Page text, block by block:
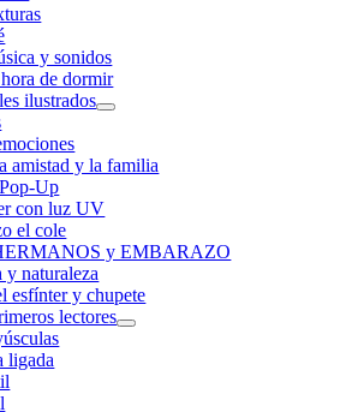
y sonidos
de dormir
ilustrados
amistad y la familia
Up
con luz UV
el cole
y EMBARAZO
y naturaleza
esfínter y chupete
lectores
ligada